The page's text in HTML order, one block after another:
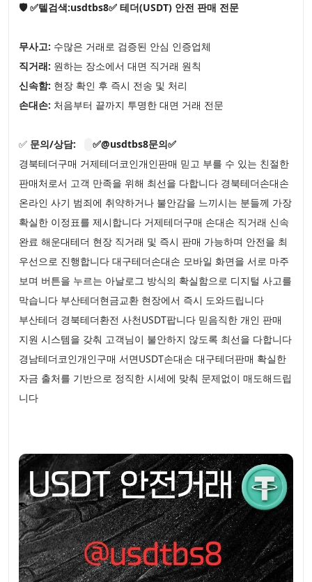
🛡️ ✅텔검색:usdtbs8✅ 테더(USDT) 안전 판매 전문
무사고: 수많은 거래로 검증된 안심 인증업체
직거래: 원하는 장소에서 대면 직거래 원칙
신속함: 현장 확인 후 즉시 전송 및 처리
손대손: 처음부터 끝까지 투명한 대면 거래 전문
✅ 문의/상담:
✅@usdtbs8문의✅
경북테더구매 거제테더코인개인판매 믿고 부를 수 있는 친절한
판매처로서 고객 만족을 위해 최선을 다합니다 경북테더손대손
온라인 사기 범죄에 취약하거나 불안감을 느끼시는 분들께 가장
확실한 이정표를 제시합니다 거제테더구매 손대손 직거래 신속
완료 해운대테더 현장 직거래 및 즉시 판매 가능하며 안전을 최
우선으로 진행합니다 대구테더손대손 모바일 화면을 서로 마주
보며 버튼을 누르는 아날로그 방식의 확실함으로 디지털 사고를
막습니다 부산테더현금교환 현장에서 즉시 도와드립니다
부산테더 경북테더환전 사천USDT팝니다 믿음직한 개인 판매
지원 시스템을 갖춰 고객님이 불안하지 않도록 최선을 다합니다
경남테더코인개인구매 서면USDT손대손 대구테더판매 확실한
자금 출처를 기반으로 정직한 시세에 맞춰 문제없이 매도해드립
니다